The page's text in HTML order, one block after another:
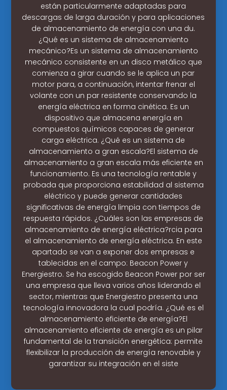
están particularmente adaptadas para
descargas de larga duración y para aplicaciones
de almacenamiento de energía con una du.
¿Qué es un sistema de almacenamiento
mecánico?Es un sistema de almacenamiento
mecánico consistente en un disco metálico que
comienza a girar cuando se le aplica un par
motor para, a continuación, intentar frenar el
volante con un par resistente conservando la
energía eléctrica en forma cinética. Es un
dispositivo que almacena energía en
compuestos químicos capaces de generar
carga eléctrica. ¿Qué es un sistema de
almacenamiento a gran escala?El sistema de
almacenamiento a gran escala más eficiente en
funcionamiento. Es una tecnología rentable y
probada que proporciona estabilidad al sistema
eléctrico y puede generar cantidades
significativas de energía limpia con tiempos de
respuesta rápidos. ¿Cuáles son las empresas de
almacenamiento de energía eléctrica?rcia para
el almacenamiento de energía eléctrica. En este
apartado se van a exponer dos empresas e
tablecidas en el campo: Beacon Power y
Energiestro. Se ha escogido Beacon Power por ser
una empresa que lleva varios años liderando el
sector, mientras que Energiestro presenta una
tecnología innovadora la cual podría. ¿Qué es el
almacenamiento eficiente de energía?El
almacenamiento eficiente de energía es un pilar
fundamental de la transición energética: permite
flexibilizar la producción de energía renovable y
garantizar su integración en el siste